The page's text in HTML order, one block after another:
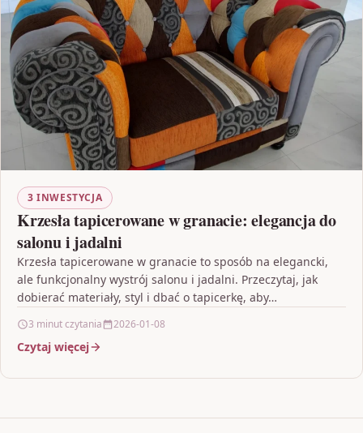
3 INWESTYCJA
Krzesła tapicerowane w granacie: elegancja do
salonu i jadalni
Krzesła tapicerowane w granacie to sposób na elegancki,
ale funkcjonalny wystrój salonu i jadalni. Przeczytaj, jak
dobierać materiały, styl i dbać o tapicerkę, aby…
3 minut czytania 2026-01-08
Czytaj więcej